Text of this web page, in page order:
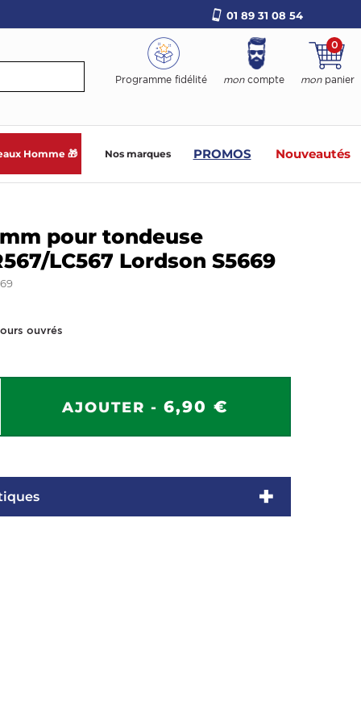
01 89 31 08 54
Programme fidélité mon compte mon panier
0
Homme 🎁 Nos marques PROMOS Nouveautés
pour tondeuse
LC567 Lordson S5669
ouvrés
AJOUTER - 6,90 €